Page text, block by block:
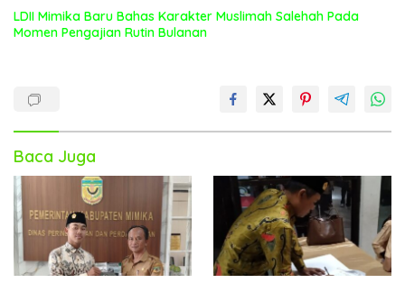
LDII Mimika Baru Bahas Karakter Muslimah Salehah Pada
Momen Pengajian Rutin Bulanan
Baca Juga